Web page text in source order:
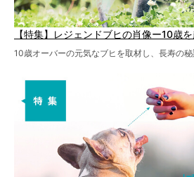
【特集】レジェンドブヒの肖像ー10歳
10歳オーバーの元気なブヒを取材し、長寿の秘